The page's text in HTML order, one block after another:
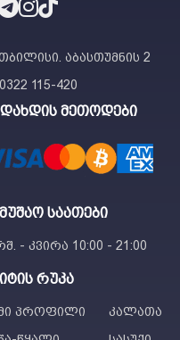
აბასთუმნის 2
0322 115-420
მეთოდები
საათები
- კვირა 10:00 - 21:00
რუკა
პროფილი
კალათა